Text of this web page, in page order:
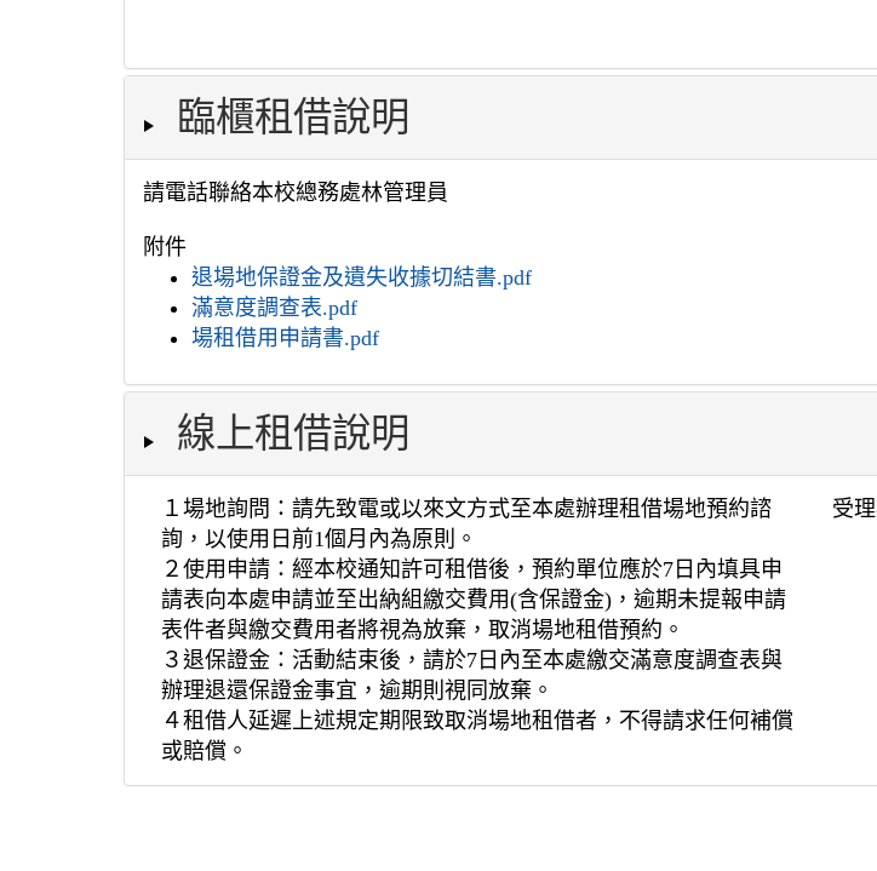
臨櫃租借說明
請電話聯絡本校總務處林管理員
附件
退場地保證金及遺失收據切結書.pdf
滿意度調查表.pdf
場租借用申請書.pdf
線上租借說明
１場地詢問：請先致電或以來文方式至本處辦理租借場地預約諮
詢，以使用日前1個月內為原則。
２使用申請：經本校通知許可租借後，預約單位應於7日內填具申
請表向本處申請並至出納組繳交費用(含保證金)，逾期未提報申請
表件者與繳交費用者將視為放棄，取消場地租借預約。
３退保證金：活動結束後，請於7日內至本處繳交滿意度調查表與
辦理退還保證金事宜，逾期則視同放棄。
４租借人延遲上述規定期限致取消場地租借者，不得請求任何補償
或賠償。
受